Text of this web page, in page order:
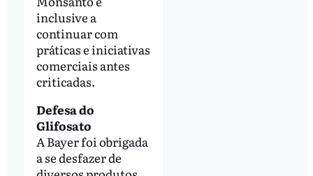
inclusive a
continuar com
práticas e iniciativas
comerciais antes
criticadas.
Defesa do
Glifosato
A Bayer foi obrigada
a se desfazer de